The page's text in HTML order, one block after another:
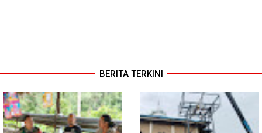
BERITA TERKINI